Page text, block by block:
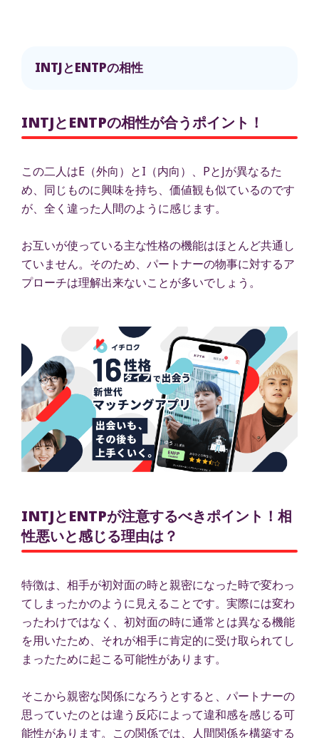
INTJとENTPの相性
INTJとENTPの相性が合うポイント！
この二人はE（外向）とI（内向）、PとJが異なるた
め、同じものに興味を持ち、価値観も似ているのです
が、全く違った人間のように感じます。
お互いが使っている主な性格の機能はほとんど共通し
ていません。そのため、パートナーの物事に対するア
プローチは理解出来ないことが多いでしょう。
INTJとENTPが注意するべきポイント！相
性悪いと感じる理由は？
特徴は、相手が初対面の時と親密になった時で変わっ
てしまったかのように見えることです。実際には変わ
ったわけではなく、初対面の時に通常とは異なる機能
を用いたため、それが相手に肯定的に受け取られてし
まったために起こる可能性があります。
そこから親密な関係になろうとすると、パートナーの
思っていたのとは違う反応によって違和感を感じる可
能性があります。この関係では、人間関係を構築する